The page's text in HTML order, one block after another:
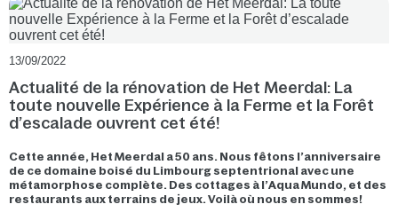
13/09/2022
Actualité de la rénovation de Het Meerdal: La
toute nouvelle Expérience à la Ferme et la Forêt
d’escalade ouvrent cet été!
Cette année, Het Meerdal a 50 ans. Nous fêtons l’anniversaire
de ce domaine boisé du Limbourg septentrional avec une
métamorphose complète. Des cottages à l’Aqua Mundo, et des
restaurants aux terrains de jeux. Voilà où nous en sommes!